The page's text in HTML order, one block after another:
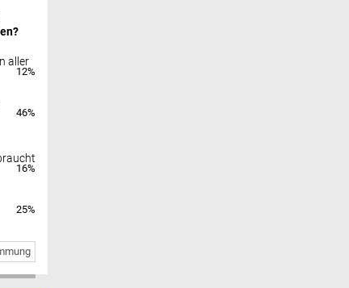
aller
12%
46%
16%
25%